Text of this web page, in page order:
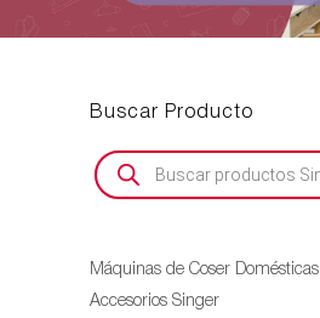
Buscar Producto
Búsqueda
de
productos
Máquinas de Coser Domésticas
Accesorios Singer